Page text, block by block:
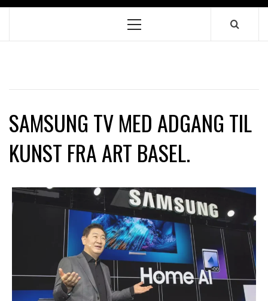
Primary
SAMSUNG TV MED ADGANG TIL
KUNST FRA ART BASEL.